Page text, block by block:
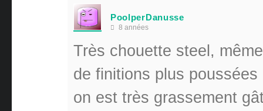
PoolperDanusse
8 années
Très chouette steel,
de finitions plus
on est très grassement